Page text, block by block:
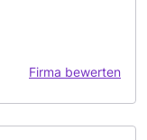
Firma bewerten